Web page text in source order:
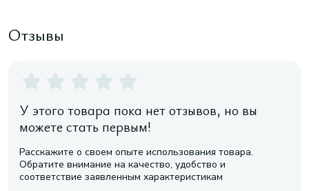
Отзывы
У этого товара пока нет отзывов, но вы
можете стать первым!
Расскажите о своем опыте использования товара.
Обратите внимание на качество, удобство и
соответствие заявленным характеристикам